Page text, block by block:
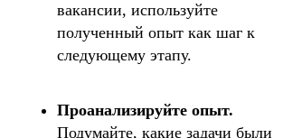
вакансии, используйте
полученный опыт как шаг к
следующему этапу.
Проанализируйте опыт.
Подумайте, какие задачи были